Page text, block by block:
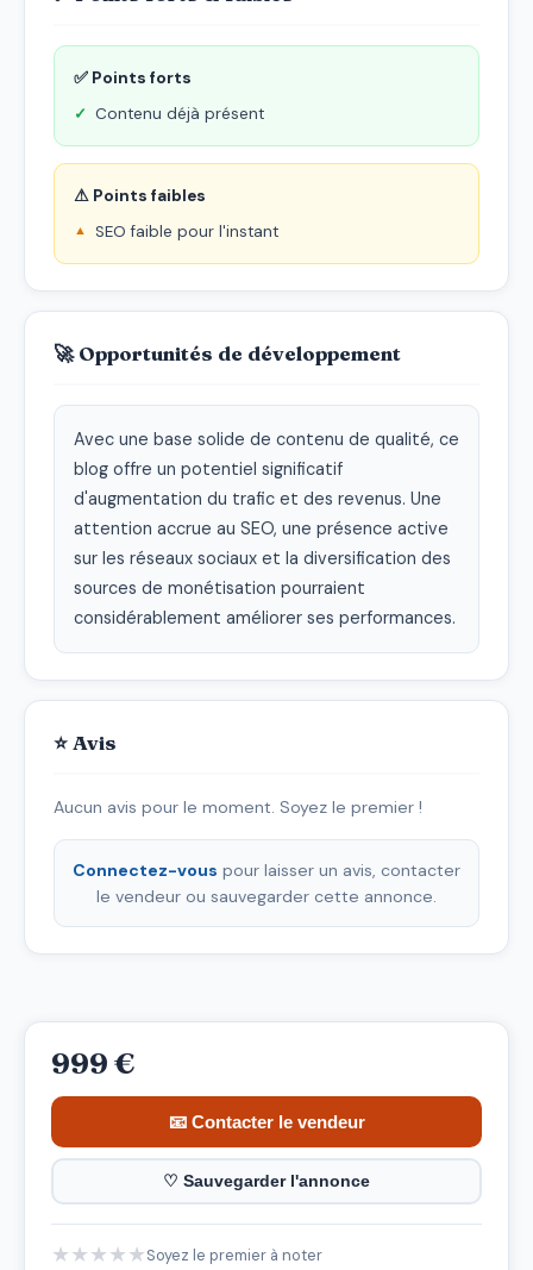
✅ Points forts
Contenu déjà présent
⚠ Points faibles
SEO faible pour l'instant
🚀 Opportunités de développement
Avec une base solide de contenu de qualité, ce
blog offre un potentiel significatif
d'augmentation du trafic et des revenus. Une
attention accrue au SEO, une présence active
sur les réseaux sociaux et la diversification des
sources de monétisation pourraient
considérablement améliorer ses performances.
⭐ Avis
Aucun avis pour le moment. Soyez le premier !
Connectez-vous pour laisser un avis, contacter
le vendeur ou sauvegarder cette annonce.
999 €
📧 Contacter le vendeur
♡ Sauvegarder l'annonce
★★★★★Soyez le premier à noter